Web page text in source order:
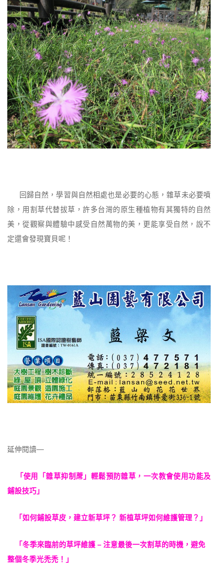
回歸自然，學習與自然相處也是必要的心態，雜草未必要噴
除，用割草代替拔草，許多台灣的原生種植物有其獨特的自然
美，從觀察與體驗中感受自然萬物的美，更能享受自然，說不
定還會發現寶貝呢！
延伸閱讀—
「使用「雜草抑制蓆」輕鬆預防雜草，一次教會使用功能及
鋪設技巧」
「如何鋪設草皮，建立新草坪？ 新植草坪如何維護管理？」
「冬季來臨前的草坪維護 – 注意最後一次割草的時機，避免
整個冬季光禿禿！」